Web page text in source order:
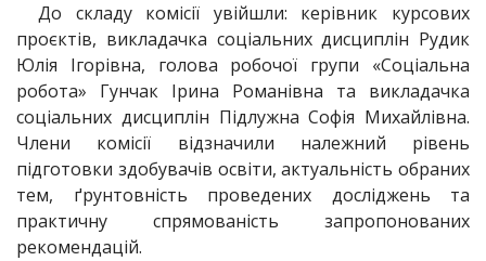
До складу комісії увійшли: керівник курсових
проєктів, викладачка соціальних дисциплін Рудик
Юлія Ігорівна, голова робочої групи «Соціальна
робота» Гунчак Ірина Романівна та викладачка
соціальних дисциплін Підлужна Софія Михайлівна.
Члени комісії відзначили належний рівень
підготовки здобувачів освіти, актуальність обраних
тем, ґрунтовність проведених досліджень та
практичну спрямованість запропонованих
рекомендацій.